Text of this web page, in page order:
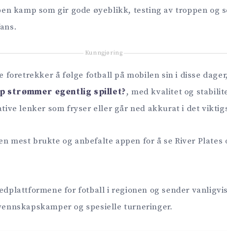
kamp som gir gode øyeblikk, testing av troppen og
Kunngjøring
foretrekker å følge fotball på mobilen sin i disse
strømmer egentlig spillet?, med kvalitet og
lenker som fryser eller går ned akkurat i det
mest brukte og anbefalte appen for å se River Plates
for fotball i regionen og sender
og spesielle turneringer.